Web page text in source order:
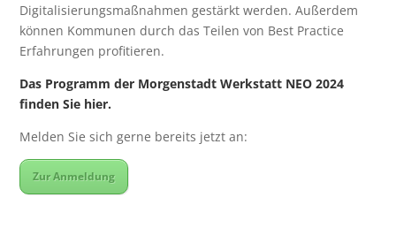
Digitalisierungsmaßnahmen gestärkt werden. Außerdem
können Kommunen durch das Teilen von Best Practice
Erfahrungen profitieren.
Das Programm der Morgenstadt Werkstatt NEO 2024
finden Sie hier.
Melden Sie sich gerne bereits jetzt an:
Zur Anmeldung